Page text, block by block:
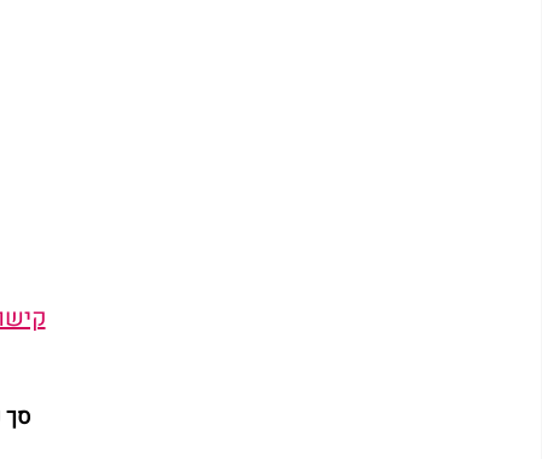
סך כל חלקייך